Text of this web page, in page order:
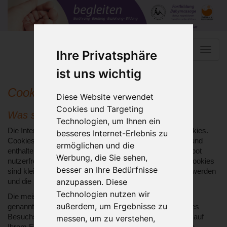
Ihre Privatsphäre
ist uns wichtig
Diese Website verwendet
Cookies und Targeting
Technologien, um Ihnen ein
besseres Internet-Erlebnis zu
ermöglichen und die
Werbung, die Sie sehen,
besser an Ihre Bedürfnisse
anzupassen. Diese
Technologien nutzen wir
außerdem, um Ergebnisse zu
messen, um zu verstehen,
Toggle
Cookies
Was sind Cookies?
Die Internetseiten verwenden teilweise so genannte Cookies.
Cookies richten auf Ihrem Rechner keinen Schaden an und
enthalten keine Viren. Cookies dienen dazu, unser Angebot
nutzerfreundlicher, effektiver und sicherer zu machen. Cookies
sind kleine Textdateien, die auf Ihrem Rechner abgelegt werden
und die Ihr Browser speichert.
Die meisten der von uns verwendeten Cookies sind so
genannte “Session-Cookies”. Sie werden nach Ende Ihres
Besuchs automatisch gelöscht. Andere Cookies bleiben auf